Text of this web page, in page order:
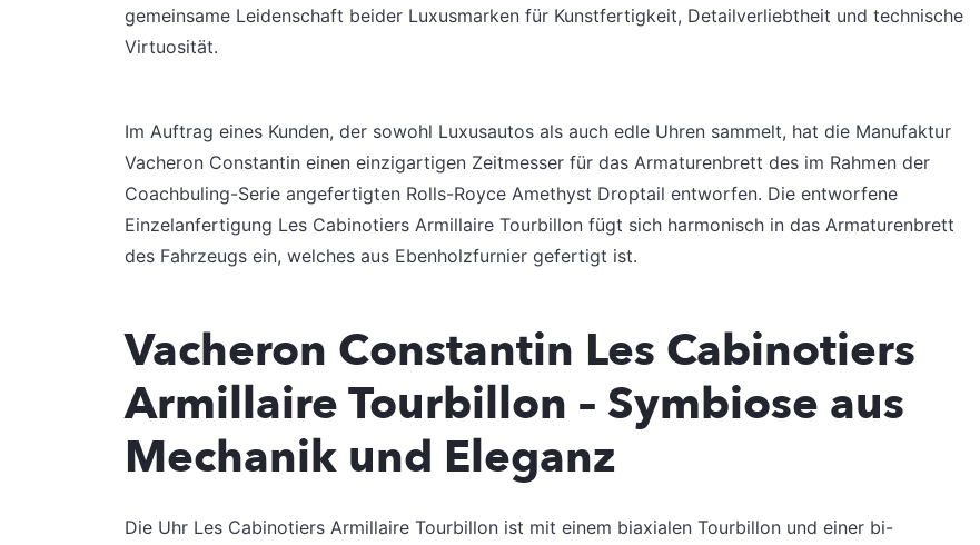
gemeinsame Leidenschaft beider Luxusmarken für Kunstfertigkeit, Detailverliebtheit und technische
Virtuosität.
Im Auftrag eines Kunden, der sowohl Luxusautos als auch edle Uhren sammelt, hat die Manufaktur
Vacheron Constantin einen einzigartigen Zeitmesser für das Armaturenbrett des im Rahmen der
Coachbuling-Serie angefertigten Rolls-Royce Amethyst Droptail entworfen. Die entworfene
Einzelanfertigung Les Cabinotiers Armillaire Tourbillon fügt sich harmonisch in das Armaturenbrett
des Fahrzeugs ein, welches aus Ebenholzfurnier gefertigt ist.
Vacheron Constantin Les Cabinotiers
Armillaire Tourbillon – Symbiose aus
Mechanik und Eleganz
Die Uhr Les Cabinotiers Armillaire Tourbillon ist mit einem biaxialen Tourbillon und einer bi-